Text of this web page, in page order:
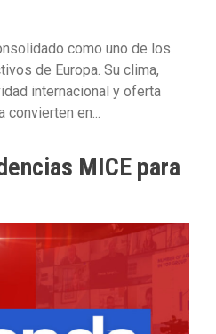
como uno de los
de Europa. Su clima,
internacional y oferta
convierten en...
MICE para